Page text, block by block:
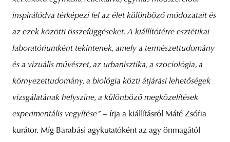
inspirálódva térképezi fel az élet különböző módozatait és
az ezek közötti összefüggéseket. A kiállítótérre esztétikai
laboratóriumként tekintenek, amely a természettudomány
és a vizuális művészet, az urbanisztika, a szociológia, a
környezettudomány, a biológia közti átjárási lehetőségek
vizsgálatának helyszíne, a különböző megközelítések
experimentális vegyítése” – írja a kiállításról Máté Zsófia
kurátor. Míg Barabási agykutatóként az agy önmagától